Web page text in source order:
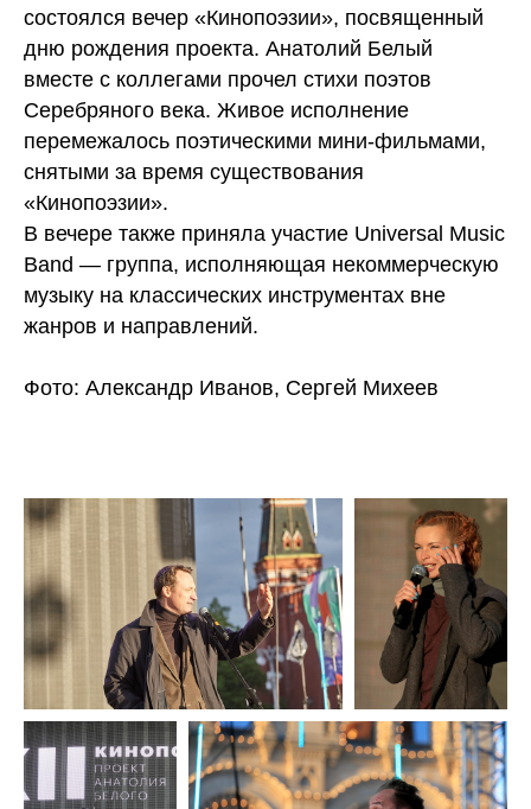
состоялся вечер «Кинопоэзии», посвященный
дню рождения проекта. Анатолий Белый
вместе с коллегами прочел стихи поэтов
Серебряного века. Живое исполнение
перемежалось поэтическими мини-фильмами,
снятыми за время существования
«Кинопоэзии».
В вечере также приняла участие Universal Music
Band — группа, исполняющая некоммерческую
музыку на классических инструментах вне
жанров и направлений.
Фото: Александр Иванов, Сергей Михеев